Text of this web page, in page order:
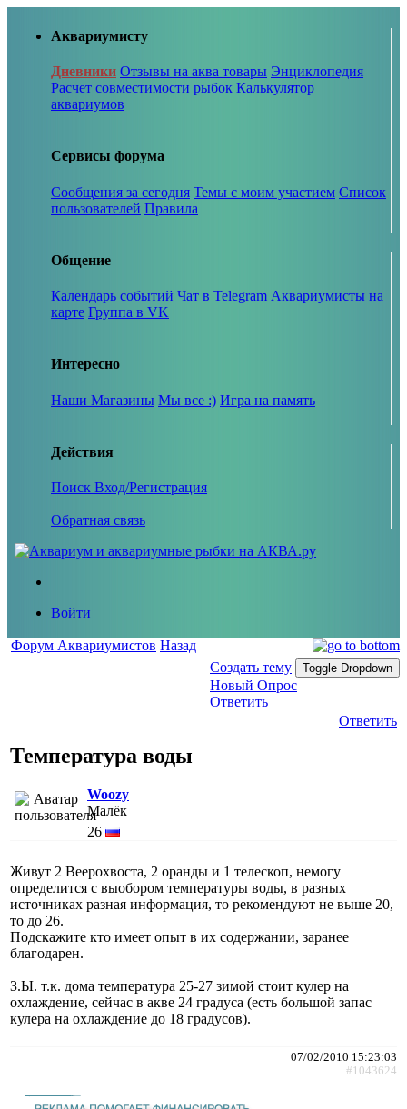
Аквариумисту
Дневники Отзывы на аква товары Энциклопедия
Расчет совместимости рыбок Калькулятор
аквариумов
Сервисы форума
Сообщения за сегодня Темы с моим участием Список
пользователей Правила
Общение
Календарь событий Чат в Telegram Аквариумисты на
карте Группа в VK
Интересно
Наши Магазины Мы все :) Игра на память
Действия
Поиск Вход/Регистрация
Обратная связь
Войти
Форум Аквариумистов Назад
Создать тему
Toggle Dropdown
Новый Опрос
Ответить
Ответить
Температура воды
Woozy
Малёк
26
Живут 2 Веерохвоста, 2 оранды и 1 телескоп, немогу
определится с выобором температуры воды, в разных
источниках разная информация, то рекомендуют не выше 20,
то до 26.
Подскажите кто имеет опыт в их содержании, заранее
благодарен.
З.Ы. т.к. дома температура 25-27 зимой стоит кулер на
охлаждение, сейчас в акве 24 градуса (есть большой запас
кулера на охлаждение до 18 градусов).
07/02/2010 15:23:03
#1043624